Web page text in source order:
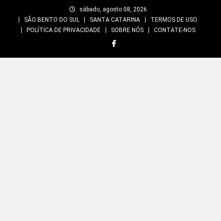
sábado, agosto 08, 2026
SÃO BENTO DO SUL
SANTA CATARINA
TERMOS DE USO
POLÍTICA DE PRIVACIDADE
SOBRE NÓS CONTATE-NOS